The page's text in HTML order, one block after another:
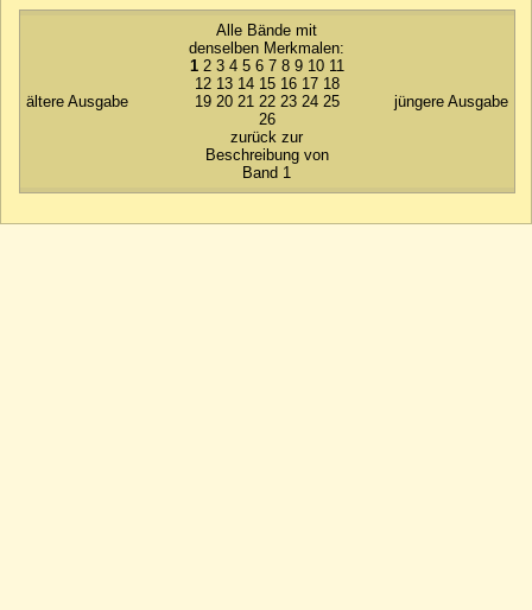
ältere Ausgabe
Alle Bände mit
denselben Merkmalen:
1 2 3 4 5 6 7 8 9 10 11
12 13 14 15 16 17 18
19 20 21 22 23 24 25
26
zurück zur
Beschreibung von
Band 1
jüngere Ausgabe